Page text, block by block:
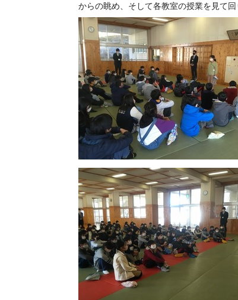
からの眺め、そして各教室の授業を見て回